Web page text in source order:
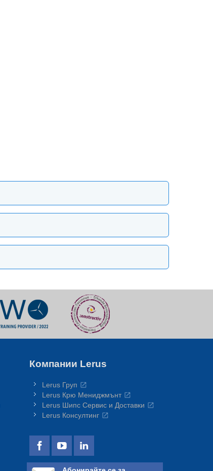
Компании Lerus
Lerus Груп
Lerus Крю Мениджмънт
Lerus Шипс Сервис и Доставки
Lerus Консултинг